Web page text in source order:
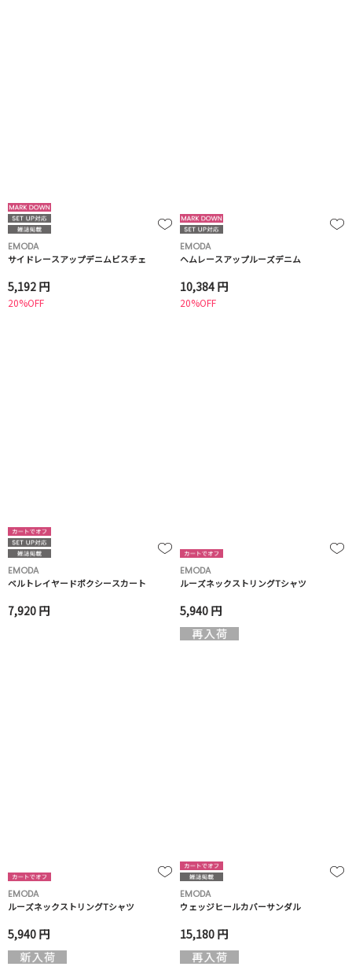
EMODA
サイドレースアップデニムビスチェ
5,192 円
20%OFF
EMODA
ヘムレースアップルーズデニム
10,384 円
20%OFF
EMODA
ベルトレイヤードボクシースカート
7,920 円
EMODA
ルーズネックストリングTシャツ
5,940 円
EMODA
ルーズネックストリングTシャツ
5,940 円
EMODA
ウェッジヒールカバーサンダル
15,180 円